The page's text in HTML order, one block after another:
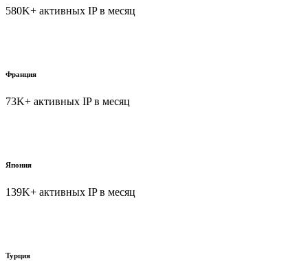
580K+ активных IP в месяц
Франция
73K+ активных IP в месяц
Япония
139K+ активных IP в месяц
Турция